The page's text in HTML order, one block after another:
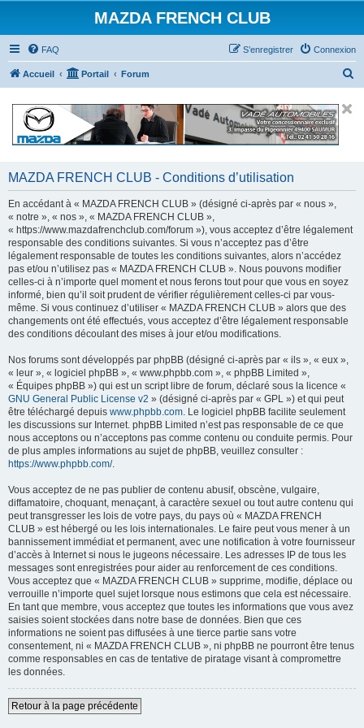
MAZDA FRENCH CLUB
FAQ Connexion
S’enregistrer
Accueil Portail Forum
c
MAZDA FRENCH CLUB - Conditions d’utilisation
En accédant à « MAZDA FRENCH CLUB » (désigné ci-après par « nous »,
« notre », « nos », « MAZDA FRENCH CLUB »,
« https://www.mazdafrenchclub.com/forum »), vous acceptez d’être légalement
responsable des conditions suivantes. Si vous n’acceptez pas d’être
légalement responsable de toutes les conditions suivantes, alors n’accédez
pas et/ou n’utilisez pas « MAZDA FRENCH CLUB ». Nous pouvons modifier
celles-ci à n’importe quel moment et nous ferons tout pour que vous en soyez
informé, bien qu’il soit prudent de vérifier régulièrement celles-ci par vous-
même. Si vous continuez d’utiliser « MAZDA FRENCH CLUB » alors que des
changements ont été effectués, vous acceptez d’être légalement responsable
des conditions découlant des mises à jour et/ou modifications.
Nos forums sont développés par phpBB (désigné ci-après par « ils », « eux »,
« leur », « logiciel phpBB », « www.phpbb.com », « phpBB Limited »,
« Équipes phpBB ») qui est un script libre de forum, déclaré sous la licence «
GNU General Public License v2 » (désigné ci-après par « GPL ») et qui peut
être téléchargé depuis www.phpbb.com . Le logiciel phpBB facilite seulement
les discussions sur Internet. phpBB Limited n’est pas responsable de ce que
nous acceptons ou n’acceptons pas comme contenu ou conduite permis. Pour
de plus amples informations au sujet de phpBB, veuillez consulter :
https://www.phpbb.com/.
Vous acceptez de ne pas publier de contenu abusif, obscène, vulgaire,
diffamatoire, choquant, menaçant, à caractère sexuel ou tout autre contenu qui
peut transgresser les lois de votre pays, du pays où « MAZDA FRENCH
CLUB » est hébergé ou les lois internationales. Le faire peut vous mener à un
bannissement immédiat et permanent, avec une notification à votre fournisseur
d’accès à Internet si nous le jugeons nécessaire. Les adresses IP de tous les
messages sont enregistrées pour aider au renforcement de ces conditions.
Vous acceptez que « MAZDA FRENCH CLUB » supprime, modifie, déplace ou
verrouille n’importe quel sujet lorsque nous estimons que cela est nécessaire.
En tant que membre, vous acceptez que toutes les informations que vous avez
saisies soient stockées dans notre base de données. Bien que ces
informations ne soient pas diffusées à une tierce partie sans votre
consentement, ni « MAZDA FRENCH CLUB », ni phpBB ne pourront être tenus
comme responsables en cas de tentative de piratage visant à compromettre
les données.
Retour à la page précédente